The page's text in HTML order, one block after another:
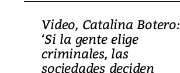
Video, Catalina Botero:
‘Si la gente elige
criminales, las
sociedades deciden